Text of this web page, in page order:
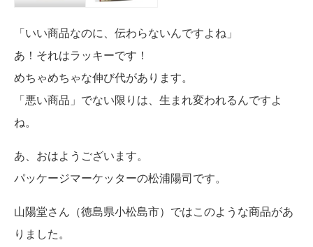
「いい商品なのに、伝わらないんですよね」
あ！それはラッキーです！
めちゃめちゃな伸び代があります。
「悪い商品」でない限りは、生まれ変われるんですよ
ね。
あ、おはようございます。
パッケージマーケッターの松浦陽司です。
山陽堂さん（徳島県小松島市）ではこのような商品があ
りました。